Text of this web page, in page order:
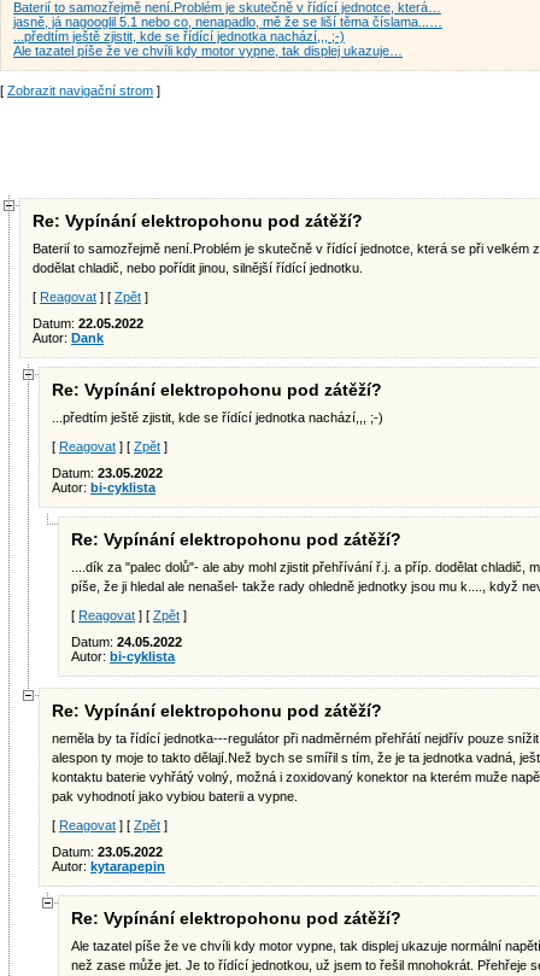
Baterií to samozřejmě není.Problém je skutečně v řídící jednotce, která…
jasně, já nagooglil 5.1 nebo co, nenapadlo, mě že se liší těma číslama...…
...předtím ještě zjistit, kde se řídící jednotka nachází,,, ;-)
Ale tazatel píše že ve chvíli kdy motor vypne, tak displej ukazuje…
[ Zobrazit navigační strom ]
Re: Vypínání elektropohonu pod zátěží?
Baterií to samozřejmě není.Problém je skutečně v řídící jednotce, která se při velkém
dodělat chladič, nebo pořídit jinou, silnější řídící jednotku.
[ Reagovat ] [ Zpět ]
Datum: 22.05.2022
Autor: Dank
Re: Vypínání elektropohonu pod zátěží?
...předtím ještě zjistit, kde se řídící jednotka nachází,,, ;-)
[ Reagovat ] [ Zpět ]
Datum: 23.05.2022
Autor: bi-cyklista
Re: Vypínání elektropohonu pod zátěží?
....dík za "palec dolů"- ale aby mohl zjistit přehřívání ř.j. a příp. dodělat chladič,
píše, že ji hledal ale nenašel- takže rady ohledně jednotky jsou mu k...., když
[ Reagovat ] [ Zpět ]
Datum: 24.05.2022
Autor: bi-cyklista
Re: Vypínání elektropohonu pod zátěží?
neměla by ta řídící jednotka---regulátor při nadměrném přehřátí nejdřív pouze
alespon ty moje to takto dělají.Než bych se smířil s tím, že je ta jednotka vadná,
kontaktu baterie vyhřátý volný, možná i zoxidovaný konektor na kterém muže
pak vyhodnotí jako vybiou baterii a vypne.
[ Reagovat ] [ Zpět ]
Datum: 23.05.2022
Autor: kytarapepin
Re: Vypínání elektropohonu pod zátěží?
Ale tazatel píše že ve chvíli kdy motor vypne, tak displej ukazuje normální
než zase může jet. Je to řídící jednotkou, už jsem to řešil mnohokrát. Přehřeje